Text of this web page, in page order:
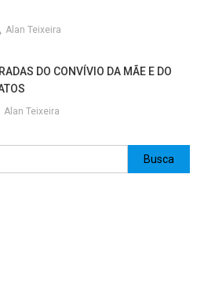
Alan Teixeira
DO CONVÍVIO DA MÃE E DO
Alan Teixeira
Busca